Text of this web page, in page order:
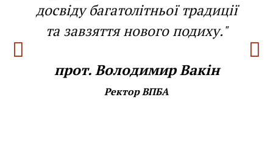
досвіду багатолітньої традиції
та завзяття нового подиху."
прот. Володимир Вакін
Ректор ВПБА